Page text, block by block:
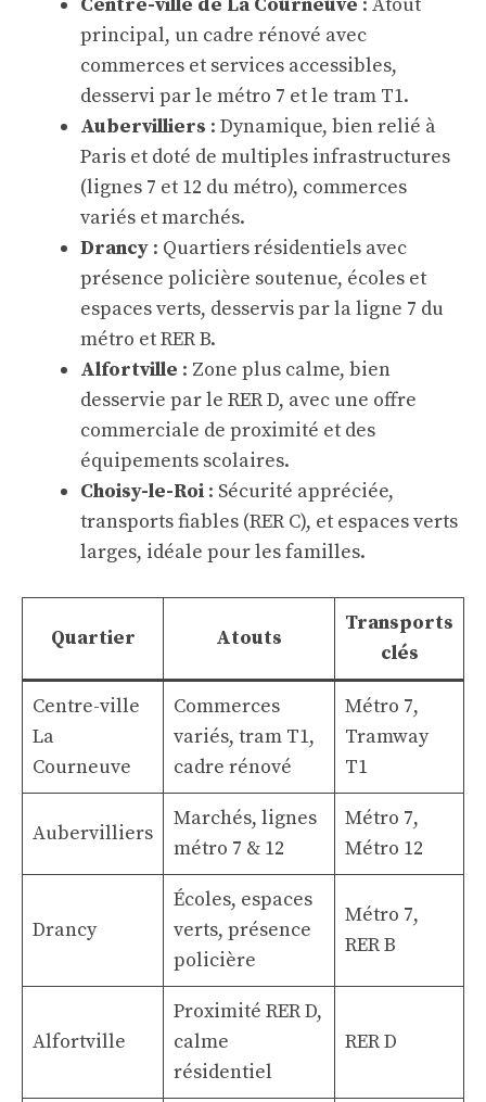
principal, un cadre rénové avec
commerces et services accessibles,
desservi par le métro 7 et le tram T1.
Aubervilliers : Dynamique, bien relié à
Paris et doté de multiples infrastructures
(lignes 7 et 12 du métro), commerces
variés et marchés.
Drancy : Quartiers résidentiels avec
présence policière soutenue, écoles et
espaces verts, desservis par la ligne 7 du
métro et RER B.
Alfortville : Zone plus calme, bien
desservie par le RER D, avec une offre
commerciale de proximité et des
équipements scolaires.
Choisy-le-Roi : Sécurité appréciée,
transports fiables (RER C), et espaces verts
larges, idéale pour les familles.
Quartier Atouts
Transports
clés
Centre-ville
La
Courneuve
Commerces
variés, tram T1,
cadre rénové
Métro 7,
Tramway
T1
Aubervilliers
Marchés, lignes
métro 7 & 12
Métro 7,
Métro 12
Drancy
Écoles, espaces
verts, présence
policière
Métro 7,
RER B
Alfortville
Proximité RER D,
calme
résidentiel
RER D